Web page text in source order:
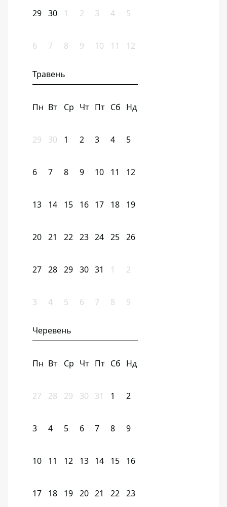
29 30 1 2 3 4 5
6 7 8 9 10 11 12
Травень
Пн Вт Ср Чт Пт Сб Нд
29 30 1 2 3 4 5
6 7 8 9 10 11 12
13 14 15 16 17 18 19
20 21 22 23 24 25 26
27 28 29 30 31 1 2
3 4 5 6 7 8 9
Черевень
Пн Вт Ср Чт Пт Сб Нд
27 28 29 30 31 1 2
3 4 5 6 7 8 9
10 11 12 13 14 15 16
17 18 19 20 21 22 23